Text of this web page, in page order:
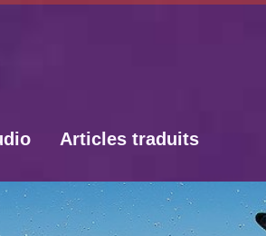
Articles traduits